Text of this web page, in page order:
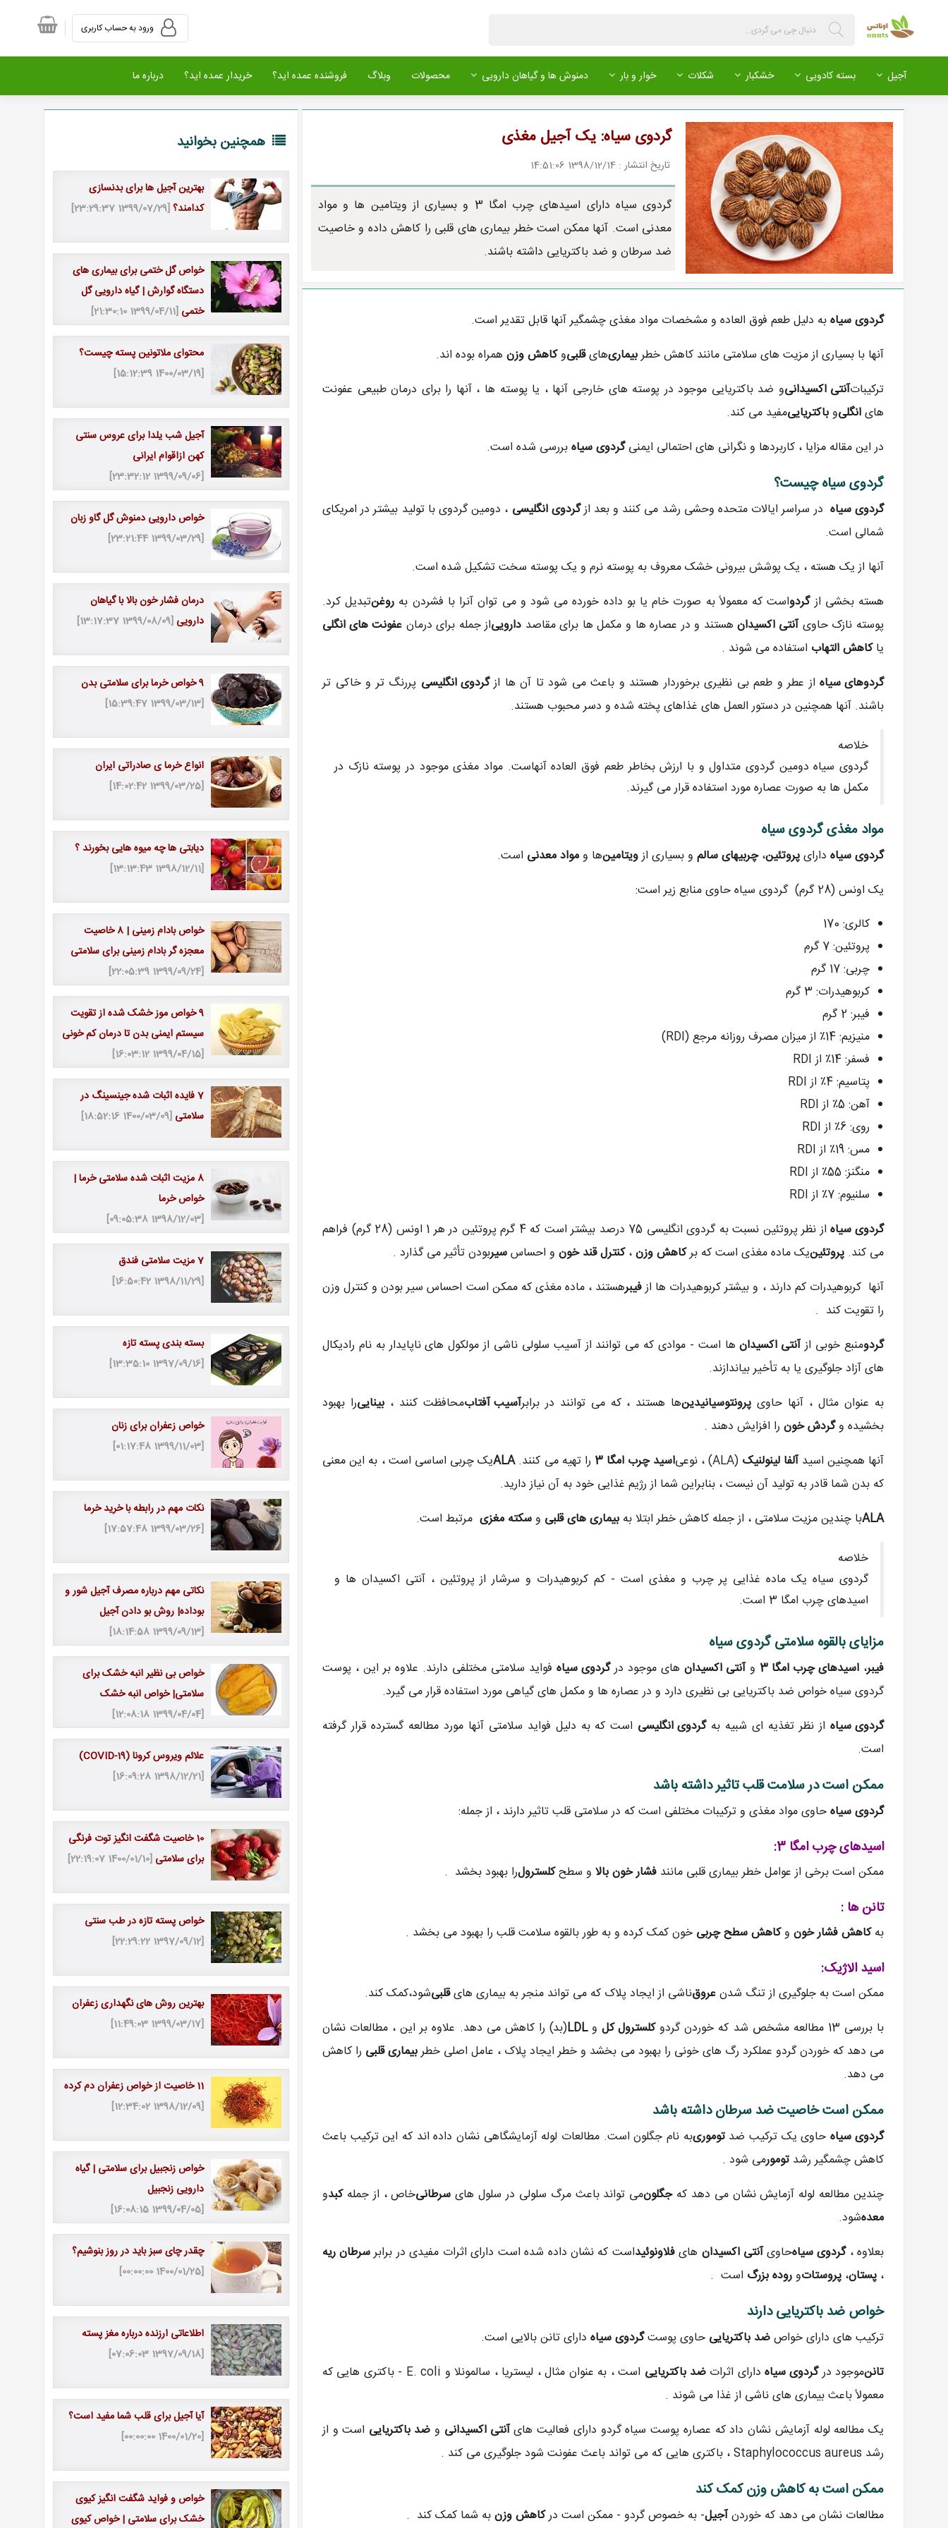
آجیل بسته کادویی خشکبار شکلات خوار و بار دمنوش ها و گیاهان دارویی محصولات وبلاگ فروشنده عمده اید؟ خریدار عمده اید؟ درباره ما
گردوی سیاه: یک آجیل مغذی
تاریخ انتشار : 1398/12/14 14:51:06
گردوی سیاه دارای اسیدهای چرب امگا 3 و بسیاری از ویتامین ها و مواد
معدنی است. آنها ممکن است خطر بیماری های قلبی را کاهش داده و خاصیت
ضد سرطان و ضد باکتریایی داشته باشند.
گردوی سیاهبه دلیل طعم فوق العاده و مشخصات مواد مغذی چشمگیر آنها قابل تقدیر است.
آنها با بسیاری از مزیت های سلامتی مانند کاهش خطربیماریهایقلبیوکاهش وزن همراه بوده اند.
ترکیباتآنتی اکسیدانیو ضد باکتریایی موجود در پوسته های خارجی آنها ، یا پوسته ها ، آنها را برای درمان طبیعی عفونت
هایانگلیوباکتریاییمفید می کند.
در این مقاله مزایا ، کاربردها و نگرانی های احتمالی ایمنیگردوی سیاهبررسی شده است.
گردوی سیاه چیست؟
گردوی سیاهدر سراسر ایالات متحده وحشی رشد می کنند و بعد ازگردوی انگلیسی ، دومین گردوی با تولید بیشتر در امریکای
شمالی است.
آنها از یک هسته ، یک پوشش بیرونی خشک معروف به پوسته نرم و یک پوسته سخت تشکیل شده است.
هسته بخشی ازگردواست که معمولاً به صورت خام یا بو داده خورده می شود و می توان آنرا با فشردن به روغنتبدیل کرد.
پوسته نازک حاویآنتی اکسیدانهستند و در عصاره ها و مکمل ها برای مقاصد داروییاز جمله برای درمان عفونت های انگلی
یاکاهش التهاب استفاده می شوند .
گردوهای سیاه از عطر و طعم بی نظیری برخوردار هستند و باعث می شود تا آن ها ازگردوی انگلیسی پررنگ تر و خاکی تر
باشند. آنها همچنین در دستور العمل های غذاهای پخته شده و دسر محبوب هستند.
خلاصه
گردوی سیاه دومین گردوی متداول و با ارزش بخاطر طعم فوق العاده آنهاست. مواد مغذی موجود در پوسته نازک در
مکمل ها به صورت عصاره مورد استفاده قرار می گیرند.
مواد مغذی گردوی سیاه
گردوی سیاه دارایپروتئین،چربیهای سالم و بسیاری ازویتامینها ومواد معدنی است.
یک اونس (28 گرم) گردوی سیاه حاوی منابع زیر است:
کالری: 170
پروتئین: 7 گرم
چربی: 17 گرم
کربوهیدرات: 3 گرم
فیبر: 2 گرم
منیزیم: 14٪ از میزان مصرف روزانه مرجع (RDI)
فسفر: 14٪ از RDI
پتاسیم: 4٪ از RDI
آهن: 5٪ از RDI
روی: 6٪ از RDI
مس: 19٪ از RDI
منگنز: 55٪ از RDI
سلنیوم: 7٪ از RDI
گردوی سیاه
از نظر پروتئین نسبت به گردوی انگلیسی 75 درصد بیشتر است که 4 گرم پروتئین در هر 1 اونس (28 گرم) فراهم
می کند. پروتئینیک ماده مغذی است که برکاهش وزن،کنترل قند خون و احساسسیربودن تأثیر می گذارد .
آنها کربوهیدرات کم دارند ، و بیشتر کربوهیدرات ها ازفیبرهستند ، ماده مغذی که ممکن است احساس سیر بودن و کنترل وزن
را تقویت کند .
گردومنبع خوبی ازآنتی اکسیدانها است - موادی که می توانند از آسیب سلولی ناشی از مولکول های ناپایدار به نام رادیکال
های آزاد جلوگیری یا به تأخیر بیاندازند.
به عنوان مثال ، آنها حاوی پرونتوسیانیدینها هستند ، که می توانند در برابرآسیب آفتابمحافظت کنند ،بیناییرا بهبود
بخشیده وگردش خون را افزایش دهند .
آنها همچنین اسیدآلفا لینولنیک (ALA) ، نوعی اسید چرب امگا 3 را تهیه می کنند.ALAیک چربی اساسی است ، به این معنی
که بدن شما قادر به تولید آن نیست ، بنابراین شما از رژیم غذایی خود به آن نیاز دارید.
ALAبا چندین مزیت سلامتی ، از جمله کاهش خطر ابتلا به بیماری های قلبی وسکته مغزی مرتبط است.
خلاصه
گردوی سیاه یک ماده غذایی پر چرب و مغذی است - کم کربوهیدرات و سرشار از پروتئین ، آنتی اکسیدان ها و
اسیدهای چرب امگا 3 است.
مزایای بالقوه سلامتی گردوی سیاه
فیبر، اسیدهای چرب امگا 3 وآنتی اکسیدان های موجود درگردوی سیاه فواید سلامتی مختلفی دارند. علاوه بر این ، پوست
گردوی سیاه خواص ضد باکتریایی بی نظیری دارد و در عصاره ها و مکمل های گیاهی مورد استفاده قرار می گیرد.
گردوی سیاهاز نظر تغذیه ای شبیه بهگردوی انگلیسی است که به دلیل فواید سلامتی آنها مورد مطالعه گسترده قرار گرفته
است.
ممکن است در سلامت قلب تاثیر داشته باشد
گردوی سیاهحاوی مواد مغذی و ترکیبات مختلفی است که در سلامتی قلب تاثیر دارند ، از جمله:
اسیدهای چرب امگا 3:
ممکن است برخی از عوامل خطر بیماری قلبی مانند فشار خون بالا و سطحکلسترولرا بهبود بخشد .
تانن ها :
بهکاهش فشار خون وکاهش سطح چربی خون کمک کرده و به طور بالقوه سلامت قلب را بهبود می بخشد .
اسید الاژیک:
ممکن است به جلوگیری از تنگ شدنعروقناشی از ایجاد پلاک که می تواند منجر به بیماری هایقلبیشود،کمک کند.
با بررسی 13 مطالعه مشخص شد که خوردن گردو
کلسترول کلوLDL(بد) را کاهش می دهد. علاوه بر این ، مطالعات نشان
می دهد که خوردن گردو عملکرد رگ های خونی را بهبود می بخشد و خطر ایجاد پلاک ، عامل اصلی خطربیماری قلبی را کاهش
می دهد.
ممکن است خاصیت ضد سرطان داشته باشد
گردوی سیاهحاوی یک ترکیب ضدتوموریبه نام جگلون است. مطالعات لوله آزمایشگاهی نشان داده اند که این ترکیب باعث
کاهش چشمگیر رشد تومورمی شود .
چندین مطالعه لوله آزمایش نشان می دهد کهجگلونمی تواند باعث مرگ سلولی در سلول های سرطانیخاص ، از جملهکبدو
معدهشود.
بعلاوه ،گردوی سیاهحاویآنتی اکسیدان هایفلاونوئیداست که نشان داده شده است دارای اثرات مفیدی در برابرسرطان ریه
، پستان، پروستاتوروده بزرگ است .
خواص ضد باکتریایی دارند
ترکیب های دارای خواصضد باکتریایی حاوی پوستگردوی سیاه دارای تانن بالایی است.
تاننموجود درگردوی سیاهدارای اثراتضد باکتریایی
است ، به عنوان مثال ، لیستریا ، سالمونلا و E. coli - باکتری هایی که
معمولاً باعث بیماری های ناشی از غذا می شوند .
یک مطالعه لوله آزمایش نشان داد که عصاره پوست سیاه گردو دارای فعالیت هایآنتی اکسیدانی و ضد باکتریایی است و از
رشد Staphylococcus aureus ، باکتری هایی که می تواند باعث عفونت شود جلوگیری می کند .
ممکن است به کاهش وزن کمک کند
مطالعات نشان می دهد که خوردنآجیل- به خصوص گردو - ممکن است درکاهش وزنبه شما کمک کند .
همچنین بخوانید
بهترین آجیل ها برای بدنسازی
کدامند؟[1399/07/29 23:29:37]
خواص گل ختمی برای بیماری های
دستگاه گوارش | گیاه دارویی گل
ختمی [1399/04/11 21:30:10]
محتوای ملاتونین پسته چیست؟
[1400/03/19 15:12:39]
آجیل شب یلدا برای عروس سنتی
کهن ازاقوام ایرانی
[1399/09/06 23:32:12]
خواص دارویی دمنوش گل گاو زبان
[1399/03/29 23:21:44]
درمان فشار خون بالا با گیاهان
دارویی [1399/08/09 13:17:37]
9 خواص خرما برای سلامتی بدن
[1399/03/13 15:39:47]
انواع خرما ی صادراتی ایران
[1399/03/25 14:02:42]
دیابتی ها چه میوه هایی بخورند ؟
[1398/12/11 13:13:43]
خواص بادام زمینی | 8 خاصیت
معجزه گر بادام زمینی برای سلامتی
[1399/09/24 22:05:39]
9 خواص موز خشک شده از تقویت
سیستم ایمنی بدن تا درمان کم خونی
[1399/04/15 16:03:12]
7 فایده اثبات شده جینسینگ در
سلامتی [1400/03/09 18:52:16]
8 مزیت اثبات شده سلامتی خرما |
خواص خرما
[1398/12/03 09:05:38]
7 مزیت سلامتی فندق
[1398/11/29 16:50:42]
بسته بندی پسته تازه
[1397/09/16 13:35:10]
خواص زعفران برای زنان
[1399/11/03 01:17:48]
نکات مهم در رابطه با خرید خرما
[1399/03/26 17:57:48]
نکاتی مهم درباره مصرف آجیل شور و
بوداده| روش بو دادن آجیل
[1399/09/13 18:14:58]
خواص بی نظیر انبه خشک برای
سلامتی| خواص انبه خشک
[1399/04/04 12:08:18]
علائم ویروس کرونا (COVID-19)
[1398/12/21 16:09:28]
10 خاصیت شگفت انگیز توت فرنگی
برای سلامتی [1400/01/10 22:19:07]
خواص پسته تازه در طب سنتی
[1397/09/12 22:29:22]
بهترین روش های نگهداری زعفران
[1399/03/17 11:49:03]
11 خاصیت از خواص زعفران دم كرده
[1398/12/09 12:34:02]
خواص زنجبیل برای سلامتی | گیاه
دارویی زنجبیل
[1399/04/05 16:08:15]
چقدر چای سبز باید در روز بنوشیم؟
[1400/01/25 00:00:00]
اطلاعاتی ارزنده درباره مغز پسته
[1397/09/18 07:06:03]
آیا آجیل برای قلب شما مفید است؟
[1400/01/20 00:00:00]
خواص و فواید شگفت انگیز کیوی
خشک برای سلامتی | خواص کیوی